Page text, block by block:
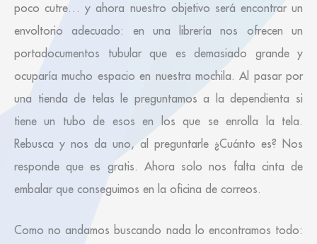
poco cutre… y ahora nuestro objetivo será encontrar un
envoltorio adecuado: en una librería nos ofrecen un
portadocumentos tubular que es demasiado grande y
ocuparía mucho espacio en nuestra mochila. Al pasar por
una tienda de telas le preguntamos a la dependienta si
tiene un tubo de esos en los que se enrolla la tela.
Rebusca y nos da uno, al preguntarle ¿Cuánto es? Nos
responde que es gratis. Ahora solo nos falta cinta de
embalar que conseguimos en la oficina de correos.
Como no andamos buscando nada lo encontramos todo: